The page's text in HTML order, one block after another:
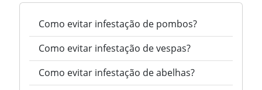
Como evitar infestação de pombos?
Como evitar infestação de vespas?
Como evitar infestação de abelhas?